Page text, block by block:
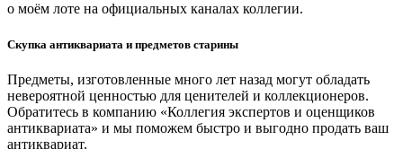
о моём лоте на официальных каналах коллегии.
Скупка антиквариата и предметов старины
Предметы, изготовленные много лет назад могут обладать
невероятной ценностью для ценителей и коллекционеров.
Обратитесь в компанию «Коллегия экспертов и оценщиков
антиквариата» и мы поможем быстро и выгодно продать ваш
антиквариат.